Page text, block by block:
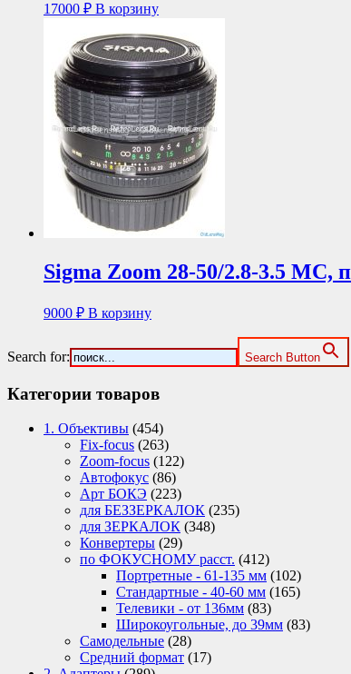
17000 ₽ В корзину
Sigma Zoom 28-50/2.8-3.5 MC,
9000 ₽ В корзину
Search for: Search Button
Категории товаров
1. Объективы (454)
Fix-focus (263)
Zoom-focus (122)
Автофокус (86)
Арт БОКЭ (223)
для БЕЗЗЕРКАЛОК (235)
для ЗЕРКАЛОК (348)
Конвертеры (29)
по ФОКУСНОМУ расст. (412)
Портретные - 61-135 мм (102)
Стандартные - 40-60 мм (165)
Телевики - от 136мм (83)
Широкоугольные, до 39мм (83)
Самодельные (28)
Средний формат (17)